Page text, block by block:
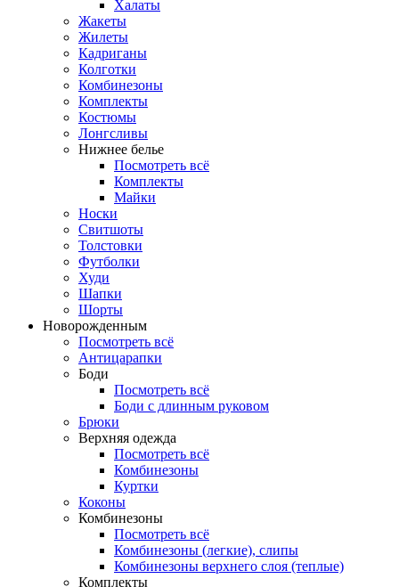
Халаты
Жакеты
Жилеты
Кадриганы
Колготки
Комбинезоны
Комплекты
Костюмы
Лонгсливы
Нижнее белье
Посмотреть всё
Комплекты
Майки
Носки
Свитшоты
Толстовки
Футболки
Худи
Шапки
Шорты
Новорожденным
Посмотреть всё
Антицарапки
Боди
Посмотреть всё
Боди с длинным руковом
Брюки
Верхняя одежда
Посмотреть всё
Комбинезоны
Куртки
Коконы
Комбинезоны
Посмотреть всё
Комбинезоны (легкие), слипы
Комбинезоны верхнего слоя (теплые)
Комплекты